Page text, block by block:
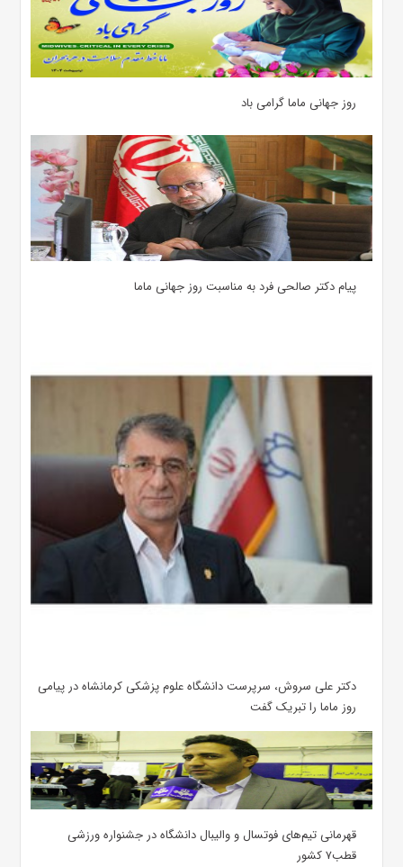
روز جهانی ماما گرامی باد
پیام دکتر صالحی فرد به مناسبت روز جهانی ماما
دکتر علی سروش، سرپرست دانشگاه علوم پزشکی کرمانشاه در پیامی
روز ماما را تبریک گفت
قهرمانی تیم‌های فوتسال و والیبال دانشگاه در جشنواره ورزشی
قطب۷ کشور